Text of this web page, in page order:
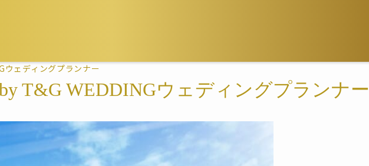
ウェディングプランナー
T&G WEDDINGウェディングプランナー